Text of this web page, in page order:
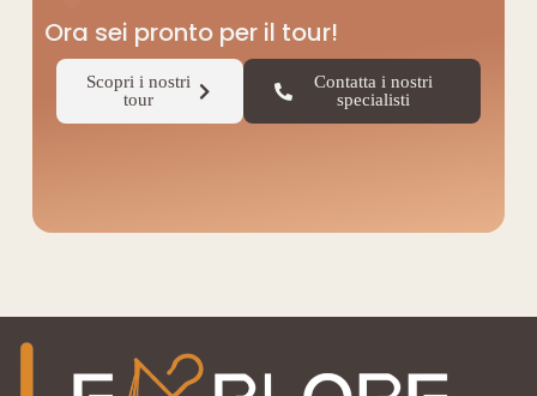
Ora sei pronto per il tour!
Scopri i nostri
tour
Contatta i nostri
specialisti